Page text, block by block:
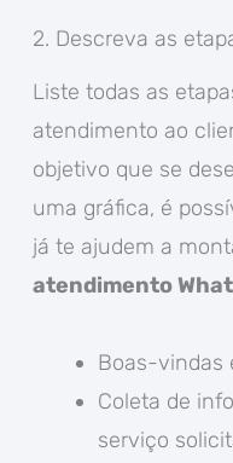
2. Descreva as
Liste todas as
atendimento ao
objetivo que se
uma gráfica, é
já te ajudem a
atendimento
Boas-vindas
Coleta de
serviço